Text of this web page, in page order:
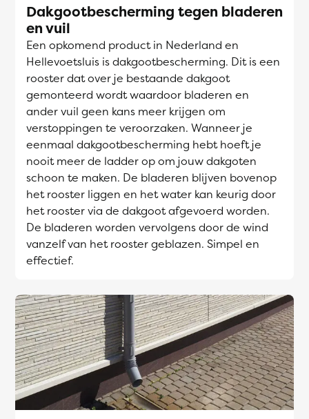
Dakgootbescherming tegen bladeren
en vuil
Een opkomend product in Nederland en
Hellevoetsluis is dakgootbescherming. Dit is een
rooster dat over je bestaande dakgoot
gemonteerd wordt waardoor bladeren en
ander vuil geen kans meer krijgen om
verstoppingen te veroorzaken. Wanneer je
eenmaal dakgootbescherming hebt hoeft je
nooit meer de ladder op om jouw dakgoten
schoon te maken. De bladeren blijven bovenop
het rooster liggen en het water kan keurig door
het rooster via de dakgoot afgevoerd worden.
De bladeren worden vervolgens door de wind
vanzelf van het rooster geblazen. Simpel en
effectief.